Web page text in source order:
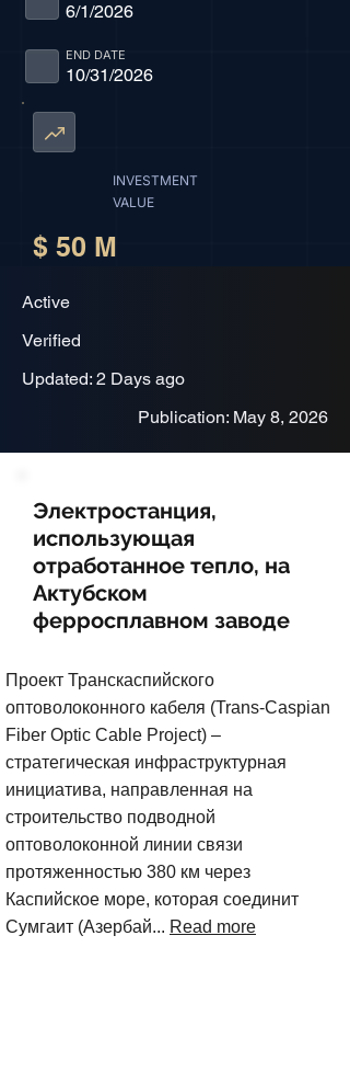
6/1/2026
10/31/2026
END DATE
INVESTMENT
VALUE
$ 50 M
Active
Verified
Updated: 2 Days ago
Publication: May 8, 2026
Электростанция,
использующая
отработанное тепло, на
Актубском
ферросплавном заводе
Проект Транскаспийского
оптоволоконного кабеля (Trans-Caspian
Fiber Optic Cable Project) –
стратегическая инфраструктурная
инициатива, направленная на
строительство подводной
оптоволоконной линии связи
протяженностью 380 км через
Каспийское море, которая соединит
Сумгаит (Азербай... Read more